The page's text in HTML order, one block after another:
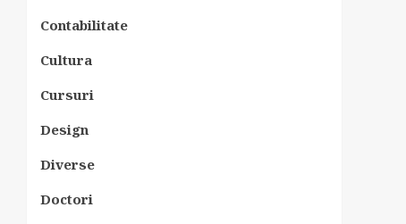
Contabilitate
Cultura
Cursuri
Design
Diverse
Doctori